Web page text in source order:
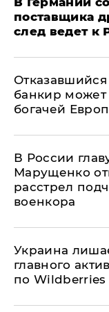
поставщика
след ведет к
банкир может
богачей
В России
Марущенко
расстрел
военкора
​Украина
главного
по Wildberries